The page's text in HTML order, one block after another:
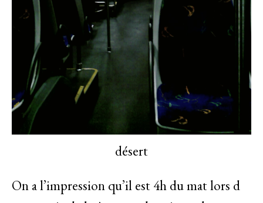
désert
On a l’impression qu’il est 4h du mat lors d